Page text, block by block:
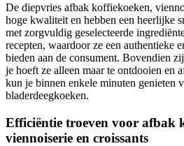
De diepvries afbak koffiekoeken,
hoge kwaliteit en hebben een heerlijke
met zorgvuldig geselecteerde
recepten, waardoor ze een authentieke
bieden aan de consument. Bovendien
je hoeft ze alleen maar te ontdooien en
kun je binnen enkele minuten genieten
bladerdeegkoeken.
Efficiëntie troeven voor afbak
viennoiserie en croissants